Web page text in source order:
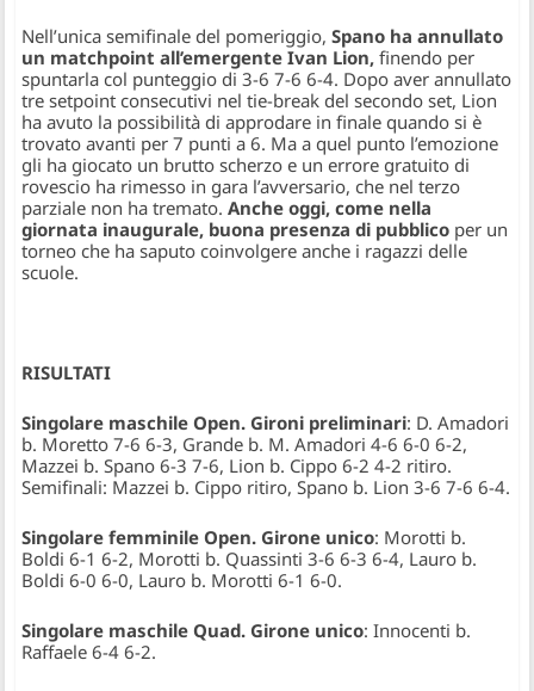
Nell’unica semifinale del pomeriggio,Spano ha annullato
un matchpoint all’emergente Ivan Lion, finendo per
spuntarla col punteggio di 3-6 7-6 6-4. Dopo aver annullato
tre setpoint consecutivi nel tie-break del secondo set, Lion
ha avuto la possibilità di approdare in finale quando si è
trovato avanti per 7 punti a 6. Ma a quel punto l’emozione
gli ha giocato un brutto scherzo e un errore gratuito di
rovescio ha rimesso in gara l’avversario, che nel terzo
parziale non ha tremato.Anche oggi, come nella
giornata inaugurale, buona presenza di pubblico per un
torneo che ha saputo coinvolgere anche i ragazzi delle
scuole.
RISULTATI
Singolare maschile Open. Gironi preliminari: D. Amadori
b. Moretto 7-6 6-3, Grande b. M. Amadori 4-6 6-0 6-2,
Mazzei b. Spano 6-3 7-6, Lion b. Cippo 6-2 4-2 ritiro.
Semifinali: Mazzei b. Cippo ritiro, Spano b. Lion 3-6 7-6 6-4.
Singolare femminile Open. Girone unico: Morotti b.
Boldi 6-1 6-2, Morotti b. Quassinti 3-6 6-3 6-4, Lauro b.
Boldi 6-0 6-0, Lauro b. Morotti 6-1 6-0.
Singolare maschile Quad. Girone unico: Innocenti b.
Raffaele 6-4 6-2.